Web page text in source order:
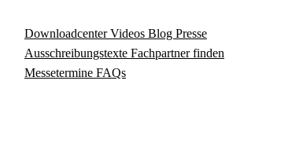
Download­centerVideos Blog Presse
Ausschreibungstexte Fachpartner finden
Messetermine FAQs